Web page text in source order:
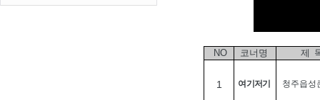
NO 코너명 제
1 여기저기 청주읍성